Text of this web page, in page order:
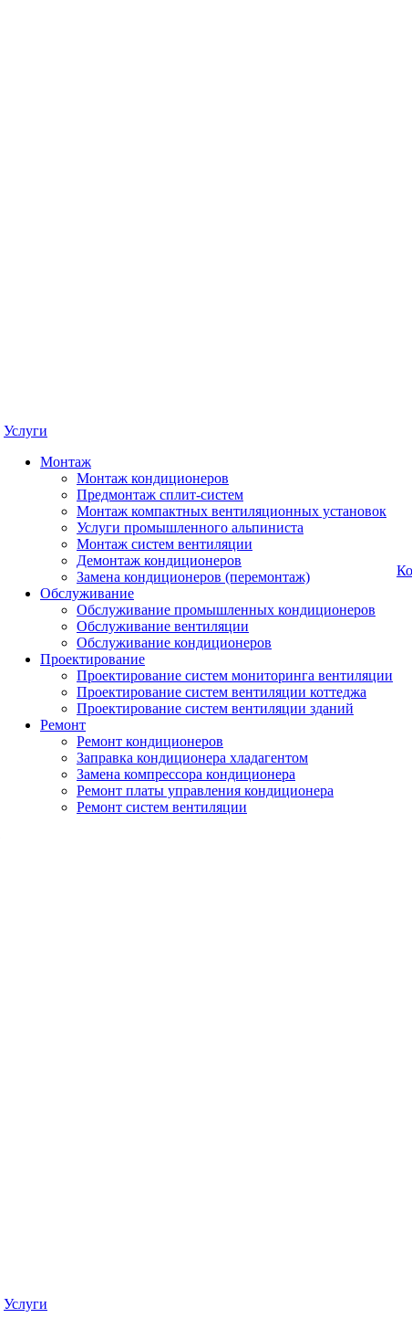
Услуги
Монтаж
Монтаж кондиционеров
Предмонтаж сплит-систем
Монтаж компактных вентиляционных установок
Услуги промышленного альпиниста
Монтаж систем вентиляции
Демонтаж кондиционеров
Замена кондиционеров (перемонтаж)
Обслуживание
Обслуживание промышленных кондиционеров
Обслуживание вентиляции
Обслуживание кондиционеров
Проектирование
Проектирование систем мониторинга вентиляции
Проектирование систем вентиляции коттеджа
Проектирование систем вентиляции зданий
Ремонт
Ремонт кондиционеров
Заправка кондиционера хладагентом
Замена компрессора кондиционера
Ремонт платы управления кондиционера
Ремонт систем вентиляции
Услуги